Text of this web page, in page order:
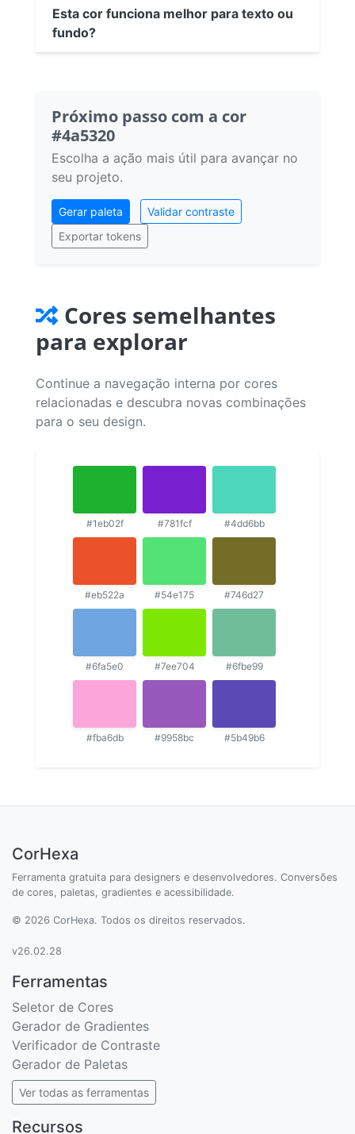
Esta cor funciona melhor para texto ou
fundo?
Próximo passo com a cor
#4a5320
Escolha a ação mais útil para avançar no
seu projeto.
Gerar paleta
Validar contraste
Exportar tokens
Cores semelhantes
para explorar
Continue a navegação interna por cores
relacionadas e descubra novas combinações
para o seu design.
#1eb02f #781fcf #4dd6bb
#eb522a #54e175 #746d27
#6fa5e0 #7ee704 #6fbe99
#fba6db #9958bc #5b49b6
CorHexa
Ferramenta gratuita para designers e desenvolvedores. Conversões
de cores, paletas, gradientes e acessibilidade.
© 2026 CorHexa. Todos os direitos reservados.
v26.02.28
Ferramentas
Seletor de Cores
Gerador de Gradientes
Verificador de Contraste
Gerador de Paletas
Ver todas as ferramentas
Recursos